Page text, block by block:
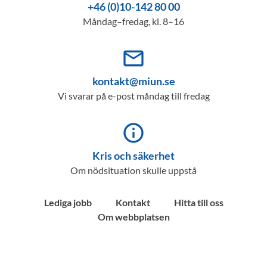
+46 (0)10-142 80 00
Måndag–fredag, kl. 8–16
mail_outline
kontakt@miun.se
Vi svarar på e-post måndag till fredag
info_outline
Kris och säkerhet
Om nödsituation skulle uppstå
Lediga jobb Kontakt
Hitta till oss
Om webbplatsen